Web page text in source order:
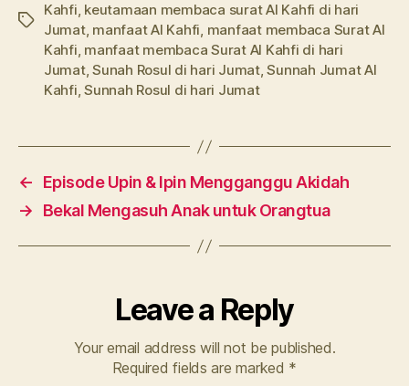
Tags
Kahfi, keutamaan membaca surat Al Kahfi di hari
Jumat, manfaat Al Kahfi, manfaat membaca Surat Al
Kahfi, manfaat membaca Surat Al Kahfi di hari
Jumat,Sunah Rosul di hari Jumat,Sunnah Jumat Al
Kahfi,Sunnah Rosul di hari Jumat
←
Episode Upin & Ipin Mengganggu Akidah
→
Bekal Mengasuh Anak untuk Orangtua
Leave a Reply
Your email address will not be published.
Required fields are marked *